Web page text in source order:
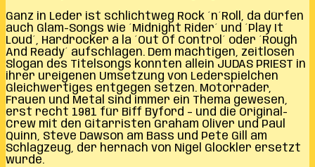
Ganz in Leder ist schlichtweg Rock ´n´Roll, da dürfen
auch Glam-Songs wie ´Midnight Rider´ und ´Play It
Loud´, Hardrocker á la ´Out Of Control´ oder ´Rough
And Ready´ aufschlagen. Dem mächtigen, zeitlosen
Slogan des Titelsongs konnten allein JUDAS PRIEST in
ihrer ureigenen Umsetzung von Lederspielchen
Gleichwertiges entgegen setzen. Motorräder,
Frauen und Metal sind immer ein Thema gewesen,
erst recht 1981 für Biff Byford – und die Original-
Crew mit den Gitarristen Graham Oliver und Paul
Quinn, Steve Dawson am Bass und Pete Gill am
Schlagzeug, der hernach von Nigel Glockler ersetzt
wurde.